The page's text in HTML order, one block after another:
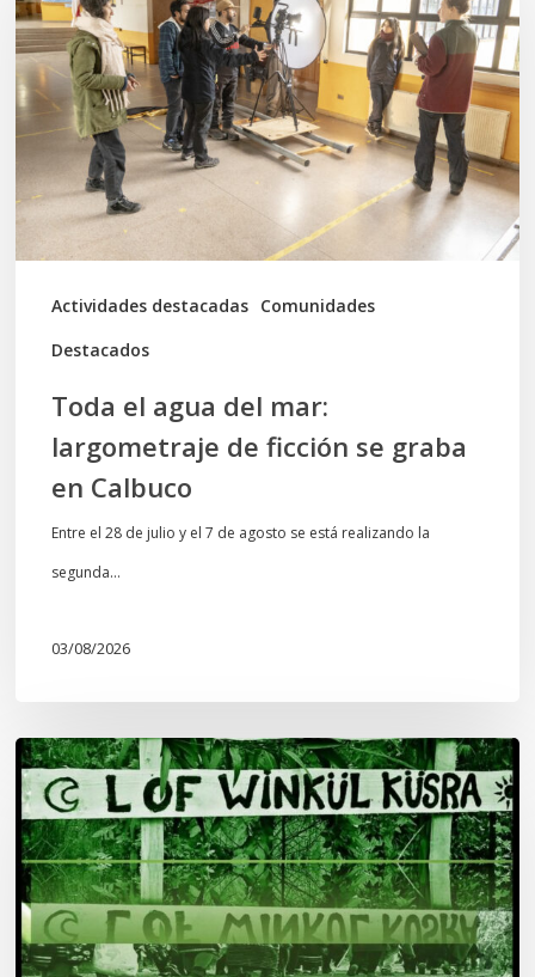
Actividades destacadas Comunidades
Destacados
agua
del
mar:
largometraje
de
ficción
se
graba
Toda el agua del mar:
largometraje de ficción se graba
en Calbuco
Entre el 28 de julio y el 7 de agosto se está realizando la
segunda…
03/08/2026
Lof
Winkül
Küsra
convoca
a
apoyar